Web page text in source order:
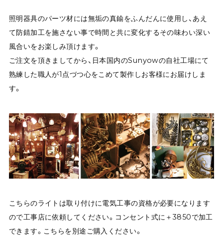
照明器具のパーツ材には無垢の真鍮をふんだんに使用し、あえ
て防錆加工を施さない事で時間と共に変化するその味わい深い
風合いをお楽しみ頂けます。
ご注文を頂きましてから、日本国内のSunyowの自社工場にて
熟練した職人が1点づつ心をこめて製作しお客様にお届けしま
す。
こちらのライトは取り付けに電気工事の資格が必要になります
ので工事店に依頼してください。コンセント式に＋3850で加工
できます。こちらを別途ご購入ください。